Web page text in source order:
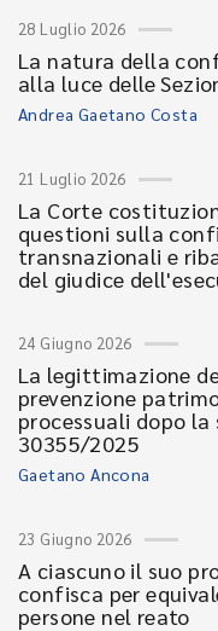
28 Luglio 2026
La natura della
alla luce delle
Andrea Gaetano Costa
21 Luglio 2026
La Corte
questioni sulla
transnazionali e
del giudice
24 Giugno 2026
La legittimazione
prevenzione
processuali dopo la
30355/2025
Gaetano Ancona
23 Giugno 2026
A ciascuno il suo
confisca per
persone nel reato